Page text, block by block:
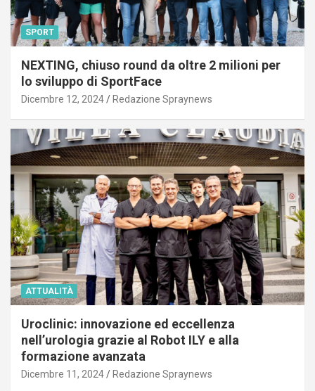
SPORT
NEXTING, chiuso round da oltre 2 milioni per
lo sviluppo di SportFace
Dicembre 12, 2024 Redazione Spraynews
ATTUALITÀ
Uroclinic: innovazione ed eccellenza
nell’urologia grazie al Robot ILY e alla
formazione avanzata
Dicembre 11, 2024 Redazione Spraynews